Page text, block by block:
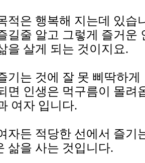
적은 행복해 지는데 있습
길줄 알고 그렇게 즐거운
을 살게 되는 것이지요.
기는 것에 잘 못 삐딱하게
면 인생은 먹구름이 몰려
여자 입니다.
자든 적당한 선에서 즐기
삶을 사는 것입니다.